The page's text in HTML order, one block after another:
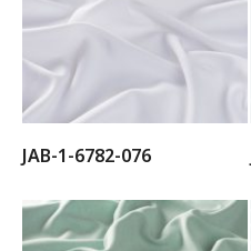
JAB-1-6782-076